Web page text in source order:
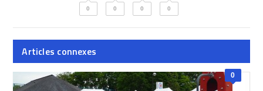
0 0 0 0
Articles connexes
0